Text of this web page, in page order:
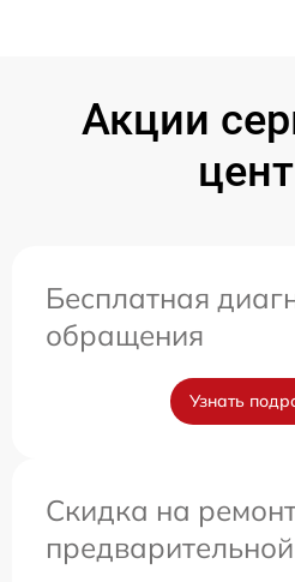
Акции
Бесплатная
обращения
Узнать
Скидка на